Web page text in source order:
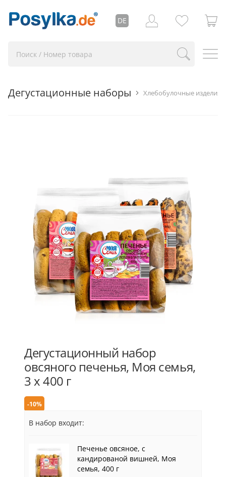
DE
Хлебобулочные изделия
Дегустационные наборы
Дегустационный набор
овсяного печенья, Моя семья,
3 х 400 г
-10%
В набор входит:
Печенье овсяное, с
кандированой вишней, Моя
семья, 400 г